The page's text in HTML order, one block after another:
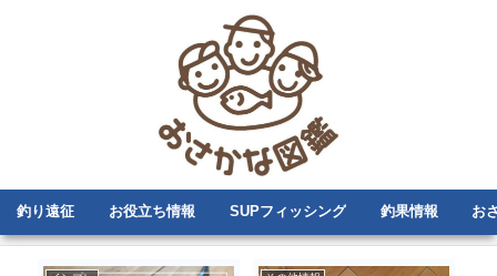
釣り遠征 お役立ち情報 SUPフィッシング 釣果情報 お